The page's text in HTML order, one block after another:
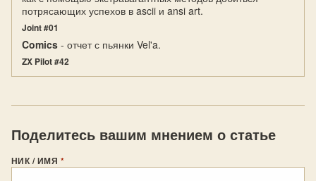
потрясающих успехов в ascii и ansi art.
Joint #01
Comics - отчет с пьянки Vel'a.
ZX Pilot #42
Поделитесь вашим мнением о статье
НИК / ИМЯ *